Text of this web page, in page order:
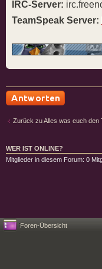
IRC-Server:
TeamSpeak Server:
Zurück zu Alles was euch den
WER IST ONLINE?
Mitglieder in diesem Forum: 0
Foren-Übersicht